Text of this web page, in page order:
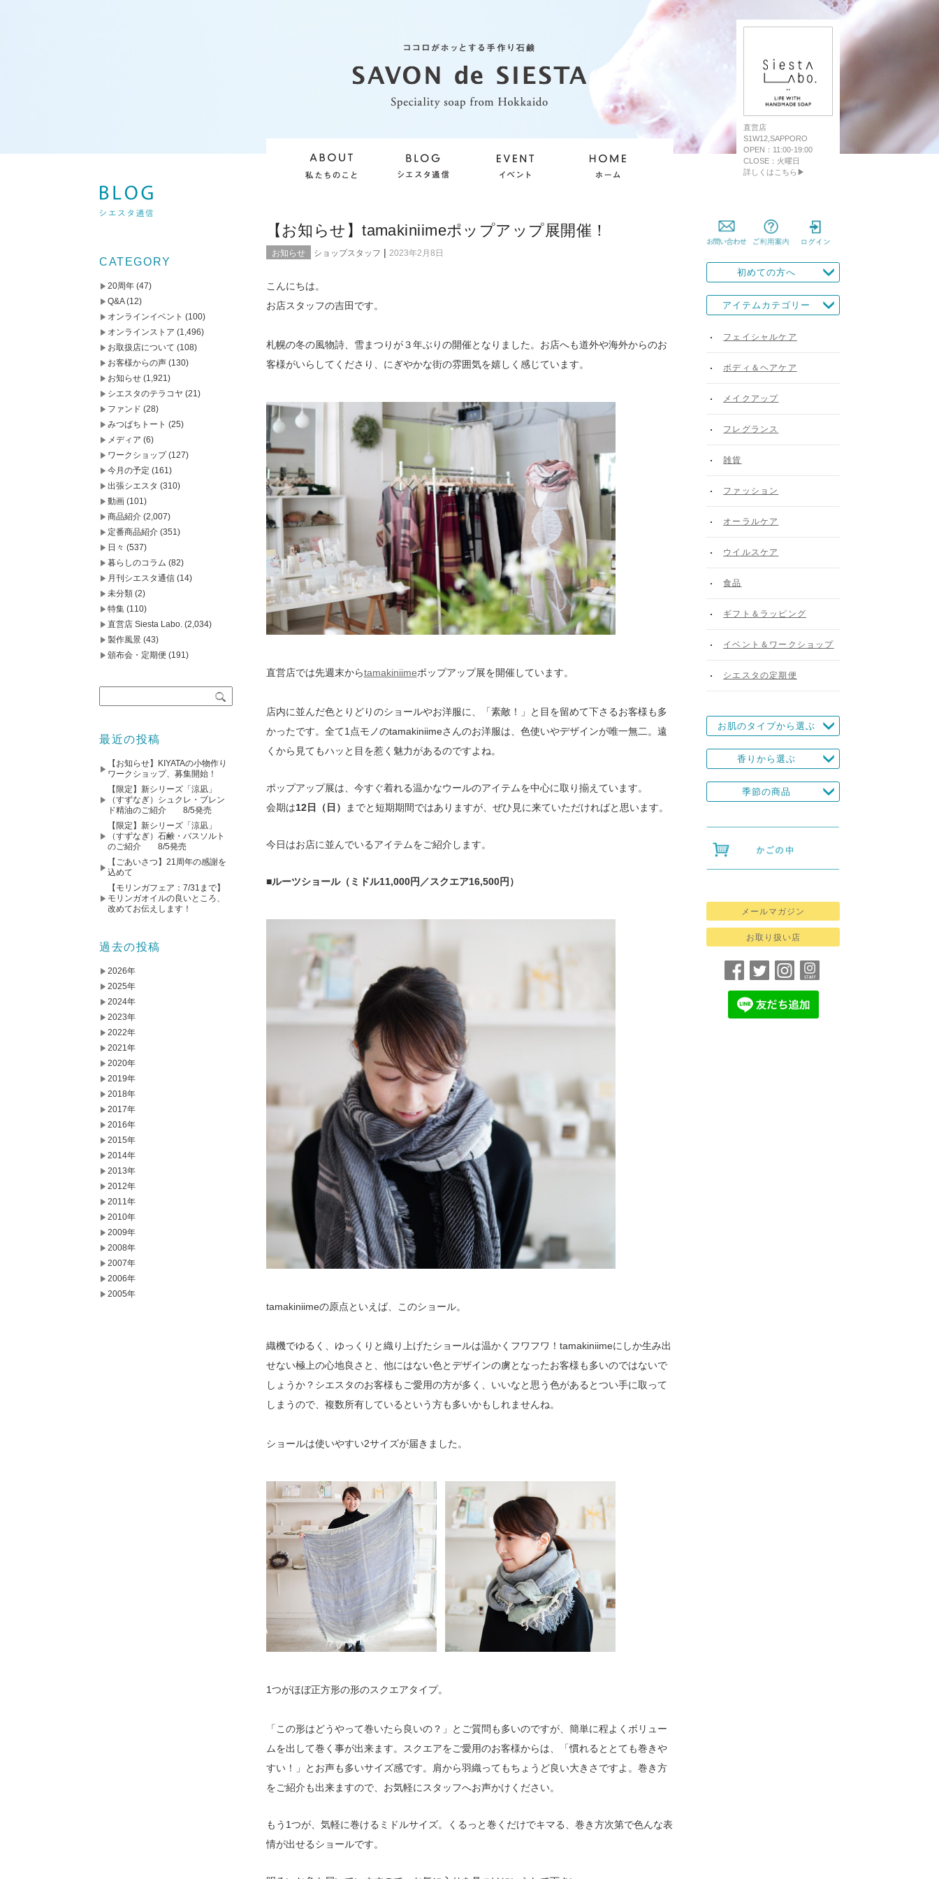
直営店
S1W12,SAPPORO
OPEN：11:00-19:00
CLOSE：火曜日
詳しくはこちら▶
【お知らせ】tamakiniimeポップアップ展開催！
お知らせ ショップスタッフ | 2023年2月8日
こんにちは。
お店スタッフの吉田です。
札幌の冬の風物詩、雪まつりが３年ぶりの開催となりました。お店へも道外や海外からのお
客様がいらしてくださり、にぎやかな街の雰囲気を嬉しく感じています。
直営店では先週末からtamakiniimeポップアップ展を開催しています。
店内に並んだ色とりどりのショールやお洋服に、「素敵！」と目を留めて下さるお客様も多
かったです。全て1点モノのtamakiniimeさんのお洋服は、色使いやデザインが唯一無二。遠
くから見てもハッと目を惹く魅力があるのですよね。
ポップアップ展は、今すぐ着れる温かなウールのアイテムを中心に取り揃えています。
会期は12日（日） までと短期期間ではありますが、ぜひ見に来ていただければと思います。
今日はお店に並んでいるアイテムをご紹介します。
■ルーツショール（ミドル11,000円／スクエア16,500円）
tamakiniimeの原点といえば、このショール。
織機でゆるく、ゆっくりと織り上げたショールは温かくフワフワ！tamakiniimeにしか生み出
せない極上の心地良さと、他にはない色とデザインの虜となったお客様も多いのではないで
しょうか？シエスタのお客様もご愛用の方が多く、いいなと思う色があるとつい手に取って
しまうので、複数所有しているという方も多いかもしれませんね。
ショールは使いやすい2サイズが届きました。
1つがほぼ正方形の形のスクエアタイプ。
「この形はどうやって巻いたら良いの？」とご質問も多いのですが、簡単に程よくボリュー
ムを出して巻く事が出来ます。スクエアをご愛用のお客様からは、「慣れるととても巻きや
すい！」とお声も多いサイズ感です。肩から羽織ってもちょうど良い大きさですよ。巻き方
をご紹介も出来ますので、お気軽にスタッフへお声かけください。
もう1つが、気軽に巻けるミドルサイズ。くるっと巻くだけでキマる、巻き方次第で色んな表
情が出せるショールです。
CATEGORY
20周年 (47)
Q&A(12)
オンラインイベント (100)
オンラインストア (1,496)
お取扱店について (108)
お客様からの声 (130)
お知らせ (1,921)
シエスタのテラコヤ (21)
ファンド (28)
みつばちトート (25)
メディア (6)
ワークショップ(127)
今月の予定 (161)
出張シエスタ (310)
動画 (101)
商品紹介 (2,007)
定番商品紹介 (351)
日々 (537)
暮らしのコラム (82)
月刊シエスタ通信 (14)
未分類 (2)
特集 (110)
直営店 Siesta Labo. (2,034)
製作風景 (43)
頒布会・定期便 (191)
最近の投稿
【お知らせ】KIYATAの小物作り
ワークショップ、募集開始！
【限定】新シリーズ「涼凪」
（すずなぎ）シュクレ・ブレン
ド精油のご紹介 8/5発売
【限定】新シリーズ「涼凪」
（すずなぎ）石鹸・バスソルト
のご紹介 8/5発売
【ごあいさつ】21周年の感謝を
込めて
【モリンガフェア：7/31まで】
モリンガオイルの良いところ、
改めてお伝えします！
過去の投稿
2026年
2025年
2024年
2023年
2022年
2021年
2020年
2019年
2018年
2017年
2016年
2015年
2014年
2013年
2012年
2011年
2010年
2009年
2008年
2007年
2006年
2005年
初めての方へ
アイテムカテゴリー
フェイシャルケア
ボディ＆ヘアケア
メイクアップ
フレグランス
雑貨
ファッション
オーラルケア
ウイルスケア
食品
ギフト＆ラッピング
イベント＆ワークショップ
シエスタの定期便
お肌のタイプから選ぶ
香りから選ぶ
季節の商品
メールマガジン
お取り扱い店